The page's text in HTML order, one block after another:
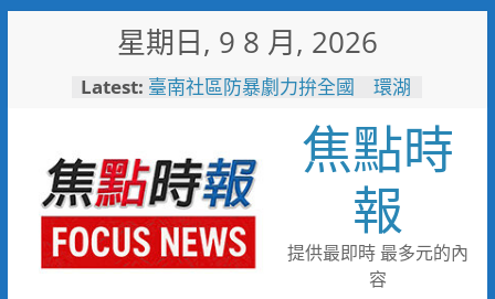
星期日, 9 8 月, 2026
Latest: 臺南社區防暴劇力拚全國 環湖
搭台灣好行低碳暢玩小琉球！大
鵬灣管理處推出暑假好康
高雄4,599件作品傳遞拒毒信
念 「2026港都反毒盃」用畫
筆打造兒童防毒力
498位大專青年返鄉 彰化暑期
工讀營隊結業
彰化縣運會6項10人破大會紀錄
焦點時
報
提供最即時 最多元的內
容